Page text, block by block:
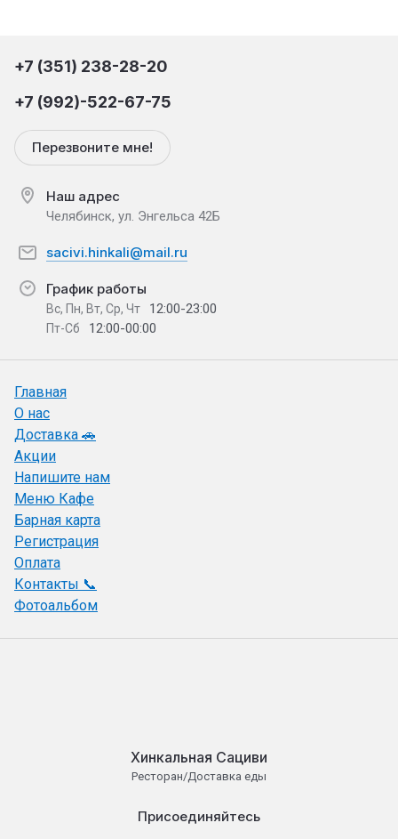
+7 (351) 238-28-20
+7 (992)-522-67-75
Перезвоните мне!
Наш адрес
Челябинск, ул. Энгельса 42Б
sacivi.hinkali@mail.ru
График работы
Вс, Пн, Вт, Ср, Чт 12:00-23:00
Пт-Сб 12:00-00:00
Главная
О нас
Доставка 🚗
Акции
Напишите нам
Меню Кафе
Барная карта
Регистрация
Оплата
Контакты 📞
Фотоальбом
Хинкальная Сациви
Ресторан/Доставка еды
Присоединяйтесь